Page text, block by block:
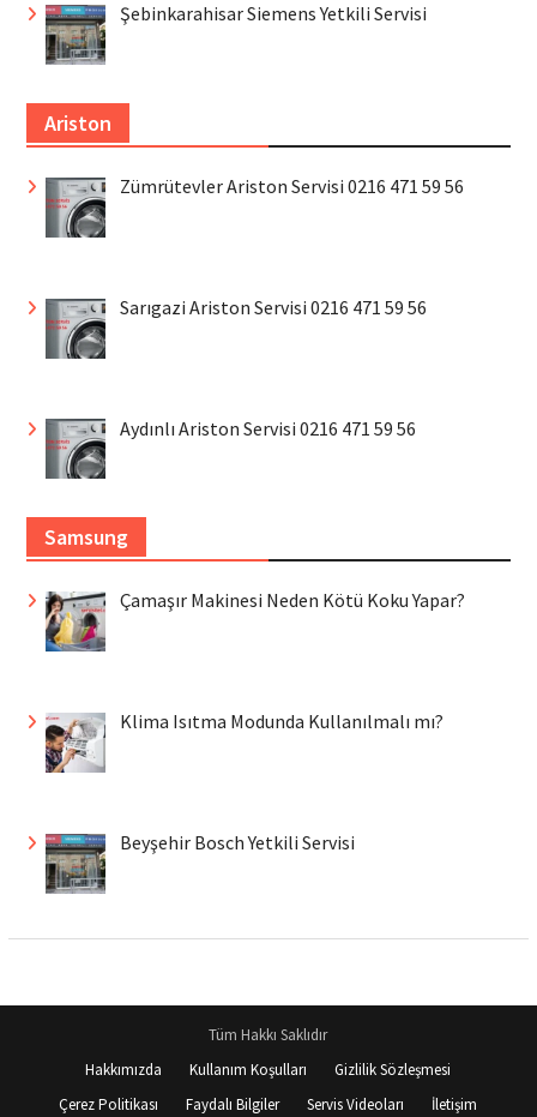
Şebinkarahisar Siemens Yetkili Servisi
Ariston
Zümrütevler Ariston Servisi 0216 471 59 56
Sarıgazi Ariston Servisi 0216 471 59 56
Aydınlı Ariston Servisi 0216 471 59 56
Samsung
Çamaşır Makinesi Neden Kötü Koku Yapar?
Klima Isıtma Modunda Kullanılmalı mı?
Beyşehir Bosch Yetkili Servisi
Tüm Hakkı Saklıdır
Hakkımızda
Kullanım Koşulları
Gizlilik Sözleşmesi
Çerez Politikası
Faydalı Bilgiler Servis Videoları İletişim